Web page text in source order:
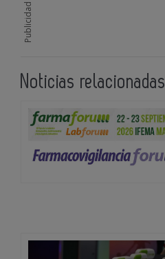
Publicidad
Noticias relacionadas